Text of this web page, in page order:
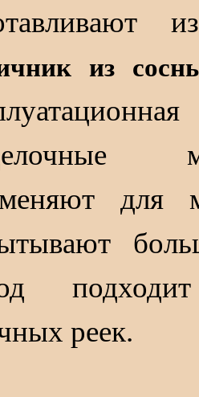
из
для
реек.